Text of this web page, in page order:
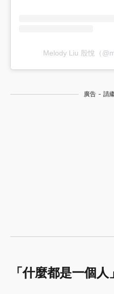
Melody Liu 殷悅（
廣告 - 請
「什麼都是一個